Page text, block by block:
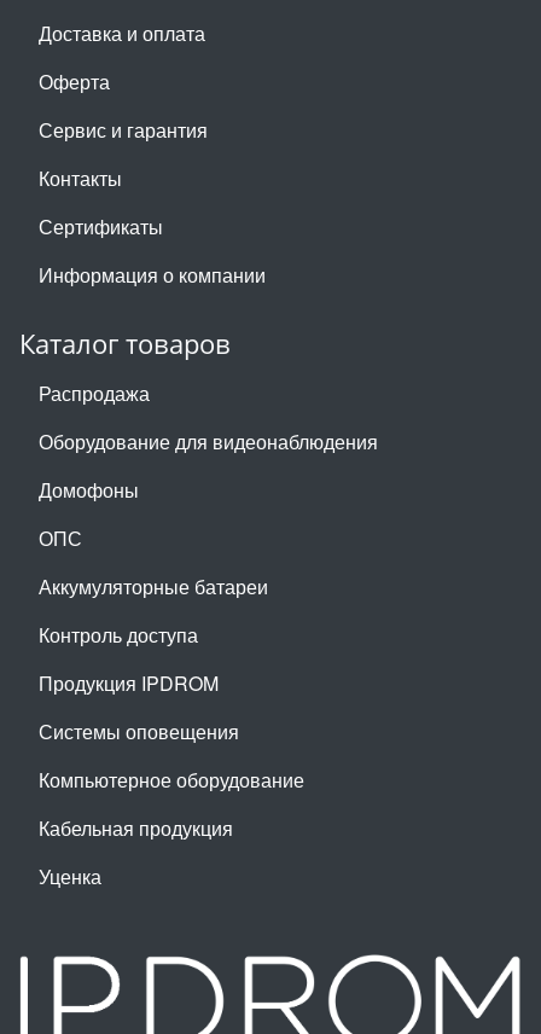
Доставка и оплата
Оферта
Сервис и гарантия
Контакты
Сертификаты
Информация о компании
Каталог товаров
Распродажа
Оборудование для видеонаблюдения
Домофоны
ОПС
Аккумуляторные батареи
Контроль доступа
Продукция IPDROM
Системы оповещения
Компьютерное оборудование
Кабельная продукция
Уценка